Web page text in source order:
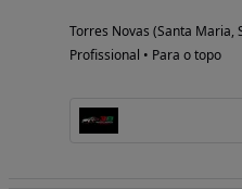
Torres Novas (Santa Maria,
Profissional • Para o topo